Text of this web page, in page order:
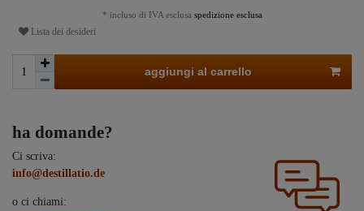
* incluso di IVA esclusa spedizione esclusa
Lista dei desideri
aggiungi al carrello
ha domande?
Ci scriva:
info@destillatio.de
o ci chiami: